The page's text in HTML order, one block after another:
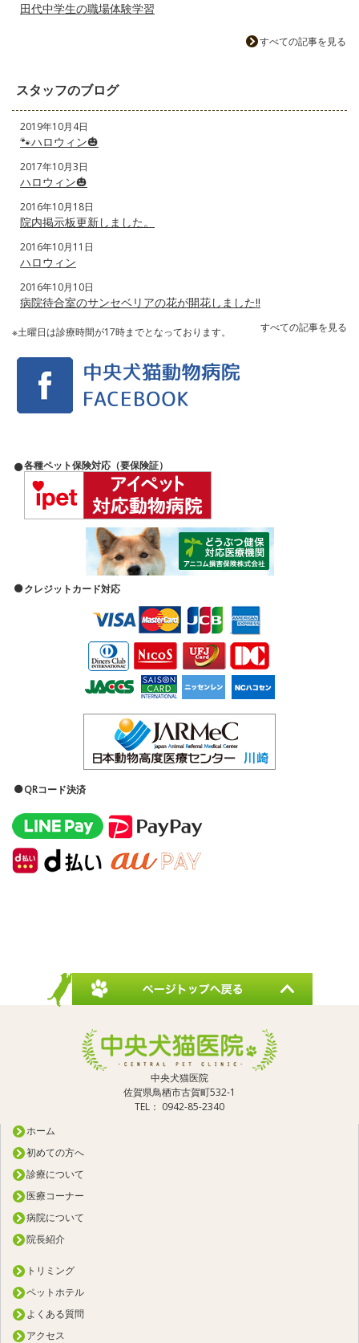
田代中学生の職場体験学習
すべての記事を見る
スタッフのブログ
2019年10月4日
🐾ハロウィン🎃
2017年10月3日
ハロウィン🎃
2016年10月18日
院内掲示板更新しました。
2016年10月11日
ハロウィン
2016年10月10日
病院待合室のサンセベリアの花が開花しました‼️
すべての記事を見る
※土曜日は診療時間が17時までとなっております。
各種ペット保険対応（要保険証）
クレジットカード対応
QRコード決済
中央犬猫医院
佐賀県鳥栖市古賀町532-1
TEL： 0942-85-2340
ホーム
初めての方へ
診療について
医療コーナー
病院について
院長紹介
トリミング
ペットホテル
よくある質問
アクセス